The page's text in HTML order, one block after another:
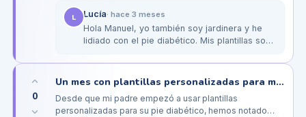
L Lucía· hace 3 meses
Hola Manuel, yo también soy jardinera y he
lidiado con el pie diabético. Mis plantillas son
mucho. Te recomendaría que te…
0
Un mes con plantillas personalizadas para mi padre diabético: ¿ha valido la pena?
Desde que mi padre empezó a usar plantillas
personalizadas para su pie diabético, hemos notado